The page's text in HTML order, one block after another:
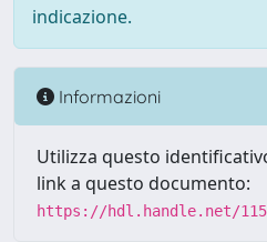
indicazione.
Informazioni
Utilizza questo
link a questo documento:
https://hdl.handle.net/